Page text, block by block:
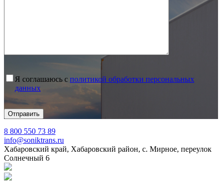
Я соглашаюсь с политикой обработки персональных
данных
8 800 550 73 89
info@soniktrans.ru
Хабаровский край, Хабаровский район, с. Мирное, переулок
Солнечный 6